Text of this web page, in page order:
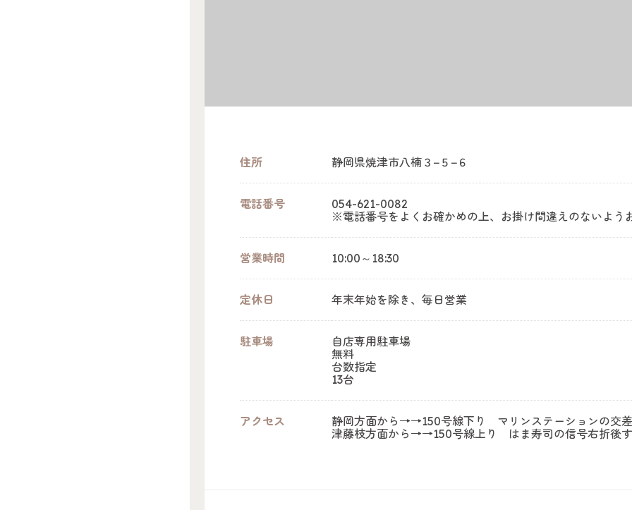
住所 静岡県焼津市八楠３−５−６
電話番号
054-621-0082
※電話番号をよくお確かめの上、お掛け間違えのないよう
営業時間 10:00～18:30
定休日 年末年始を除き、毎日営業
駐車場
自店専用駐車場
無料
台数指定
13台
アクセス
静岡方面から→→150号線下り マリンステーションの
津藤枝方面から→→150号線上り はま寿司の信号右折後